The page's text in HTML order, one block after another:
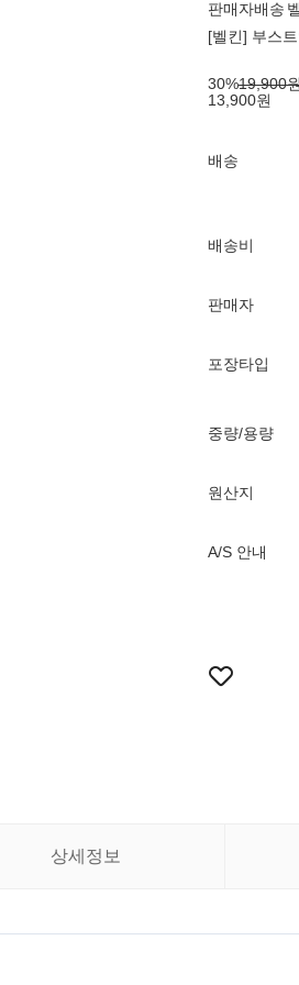
판매자배송
[벨킨] 부스
30%19,900
13,900원
배송
배송비
판매자
포장타입
중량/용량
원산지
A/S 안내
상세정보